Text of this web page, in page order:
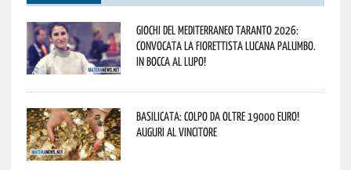
Giochi del Mediterraneo Taranto 2026:
convocata la fiorettista lucana Palumbo.
In bocca al lupo!
Basilicata: colpo da oltre 19000 Euro!
Auguri al vincitore